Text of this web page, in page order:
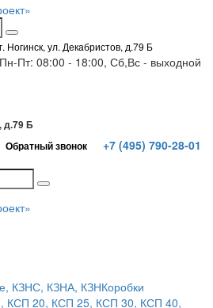
г. Ногинск, ул. Декабристов, д.79 Б
Пн-Пт: 08:00 - 18:00, Сб,Вс - выходной
д.79 Б
Обратный звонок
+7 (495) 790-28-01
КЗНС, КЗНА, КЗНКоробки
КСП 20, КСП 25, КСП 30, КСП 40,